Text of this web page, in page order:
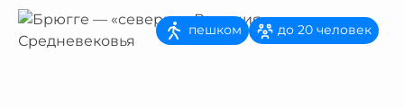
пешком до 20 человек